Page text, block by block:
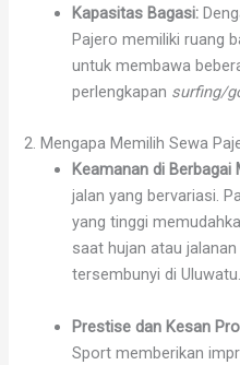
Kapasitas Bagasi:
Pajero memiliki ruang
untuk membawa
perlengkapan surfing/
2. Mengapa Memilih Sewa
Keamanan di Berbagai
jalan yang bervariasi.
yang tinggi
saat hujan atau
tersembunyi di Uluwatu.
Prestise dan Kesan
Sport memberikan